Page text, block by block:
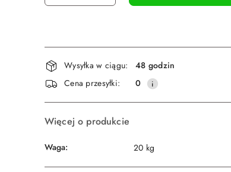
Dostępność
i
dostawa
Wysyłka w ciągu:
48 godzin
Cena przesyłki:
0
Więcej o produkcie
Waga: 20 kg